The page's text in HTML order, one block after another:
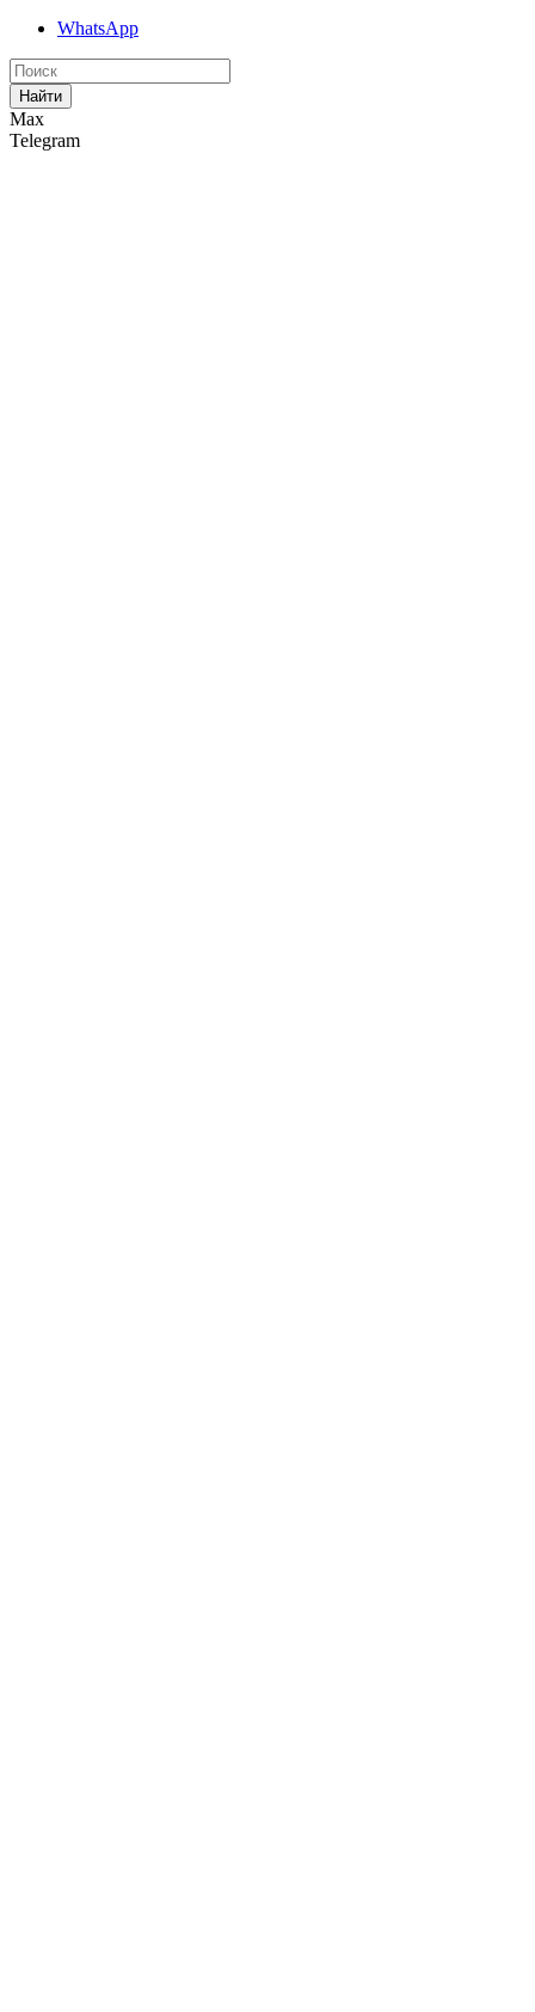
WhatsApp
Найти
Max
Telegram